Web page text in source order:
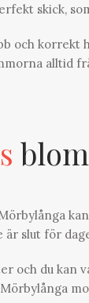
skick,
och
alltid
är slut för
och du kan